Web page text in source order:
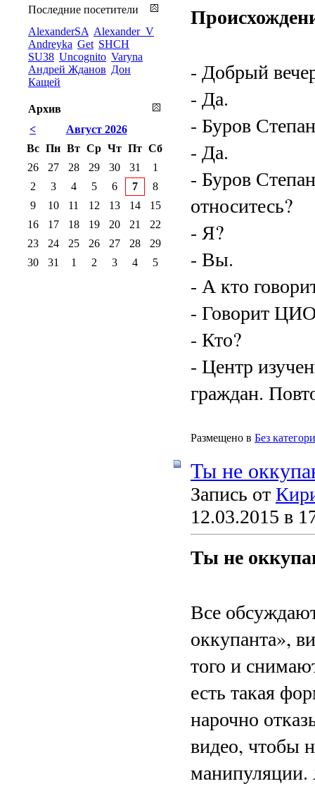
- Добрый
- Да.
- Буров
- Да.
- Буров
относитесь?
- Я?
- Вы.
- А кто
- Говорит
- Кто?
- Центр
граждан.
Размещено в Без
Ты не
Запись от
12.03.2015 в
Ты не
Все
оккупанта»,
того и
есть такая
нарочно
видео, чтобы
манипуляции.
Последние посетители
AlexanderSA Alexander_V
Andreyka Get SHCH
SU38 Uncognito Varyna
Андрей Жданов Дон
Кащей
Архив
<
Август 2026
Вс Пн Вт Ср Чт Пт Сб
26
27 28 29 30 31
1
2
3 4 5 6 7
8
9
10 11 12 13 14
15
16
17 18 19 20 21
22
23
24 25 26 27 28
29
30
31 1 2 3 4 5